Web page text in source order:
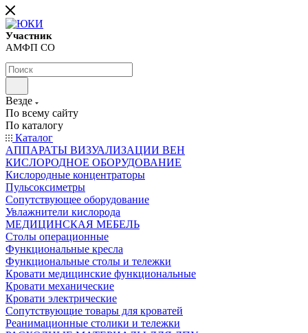
Участник
АМФП СО
Везде
По всему сайту
По каталогу
Каталог
АППАРАТЫ ВИЗУАЛИЗАЦИИ ВЕН
КИСЛОРОДНОЕ ОБОРУДОВАНИЕ
Кислородные концентраторы
Пульсоксиметры
Сопутствующее оборудование
Увлажнители кислорода
МЕДИЦИНСКАЯ МЕБЕЛЬ
Столы операционные
Функциональные кресла
Функциональные столы и тележки
Кровати медицинские функциональные
Кровати механические
Кровати электрические
Сопутствующие товары для кроватей
Реанимационные столики и тележки